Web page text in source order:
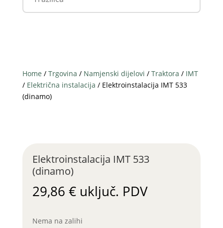
Home / Trgovina / Namjenski dijelovi / Traktora / IMT
/ Električna instalacija / Elektroinstalacija IMT 533
(dinamo)
Elektroinstalacija IMT 533
(dinamo)
29,86 € uključ. PDV
Nema na zalihi